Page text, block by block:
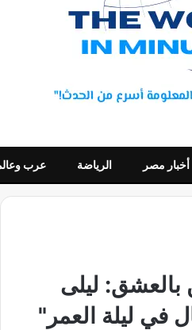
أخبار مصر الرياضة عرب
بالعشق: ليلى
في ليلة العمر"